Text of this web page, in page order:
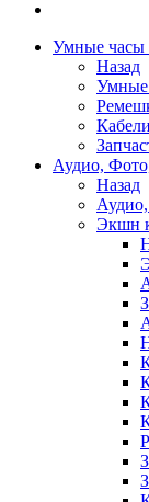
Умные часы
Назад
Умные
Аудио,
Назад
Экшн